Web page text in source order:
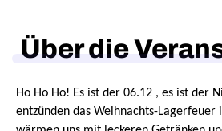
Über die
Ho Ho Ho! Es ist der 06.12 , es ist der
entzünden das Weihnachts-Lagerfeuer